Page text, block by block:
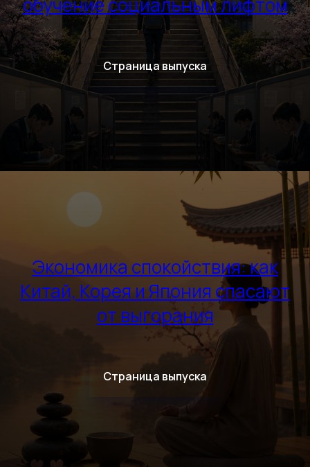
обучение социальным лифтом
Страница выпуска
Экономика спокойствия: как
Китай, Корея и Япония спасают
от выгорания
Страница выпуска